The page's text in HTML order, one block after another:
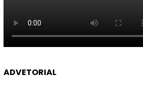
ADVETORIAL